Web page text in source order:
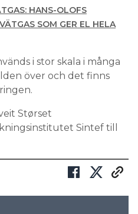
HANS-OLOFS
SOM GER EL HELA
i stor skala i många
över och det finns
Størset
Sintef till